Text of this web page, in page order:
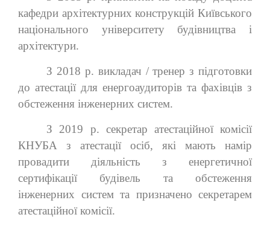
кафедри архітектурних конструкцій Київського
національного університету будівництва і
архітектури.
З 2018 р. викладач / тренер з підготовки
до атестації для енергоаудиторів та фахівців з
обстеження інженерних систем.
З 2019 р. секретар атестаційної комісії
КНУБА з атестації осіб, які мають намір
провадити діяльність з енергетичної
сертифікації будівель та обстеження
інженерних систем та призначено секретарем
атестаційної комісії.